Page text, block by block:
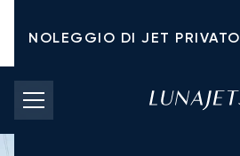
NOLEGGIO DI JET PRIVATO
TARIFFE DI NOLEGGIO
JET PRIVATI